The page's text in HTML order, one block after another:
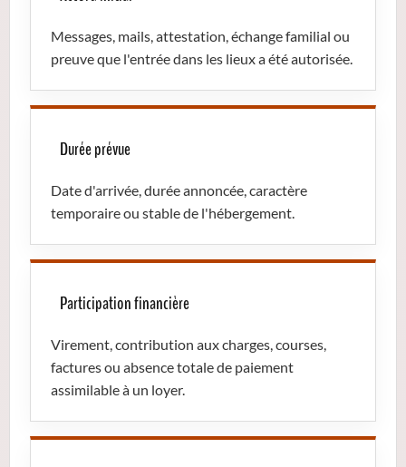
Messages, mails, attestation, échange familial ou
preuve que l'entrée dans les lieux a été autorisée.
Durée prévue
Date d'arrivée, durée annoncée, caractère
temporaire ou stable de l'hébergement.
Participation financière
Virement, contribution aux charges, courses,
factures ou absence totale de paiement
assimilable à un loyer.